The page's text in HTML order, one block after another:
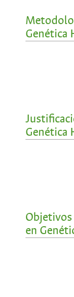
Genética
Genética
Objetivos
en